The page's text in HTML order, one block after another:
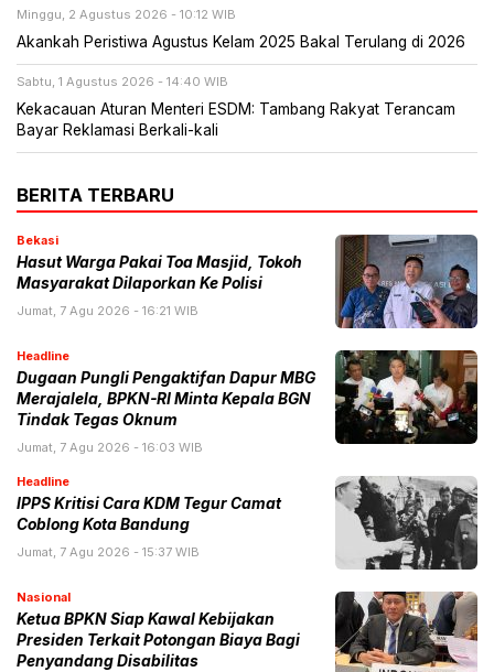
Minggu, 2 Agustus 2026 - 10:12 WIB
Akankah Peristiwa Agustus Kelam 2025 Bakal Terulang di 2026
Sabtu, 1 Agustus 2026 - 14:40 WIB
Kekacauan Aturan Menteri ESDM: Tambang Rakyat Terancam
Bayar Reklamasi Berkali-kali
BERITA TERBARU
Bekasi
Hasut Warga Pakai Toa Masjid, Tokoh
Masyarakat Dilaporkan Ke Polisi
Jumat, 7 Agu 2026 - 16:21 WIB
Headline
Dugaan Pungli Pengaktifan Dapur MBG
Merajalela, BPKN-RI Minta Kepala BGN
Tindak Tegas Oknum
Jumat, 7 Agu 2026 - 16:03 WIB
Headline
IPPS Kritisi Cara KDM Tegur Camat
Coblong Kota Bandung
Jumat, 7 Agu 2026 - 15:37 WIB
Nasional
Ketua BPKN Siap Kawal Kebijakan
Presiden Terkait Potongan Biaya Bagi
Penyandang Disabilitas